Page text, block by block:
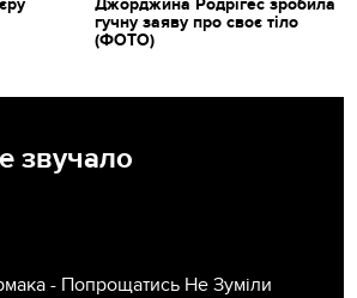
гучну заяву про своє тіло
(ФОТО)
звучало
- Попрощатись Не Зумiли